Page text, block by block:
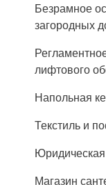
Безрамное
загородных
лифтового
Напольная
Текстиль и
Магазин